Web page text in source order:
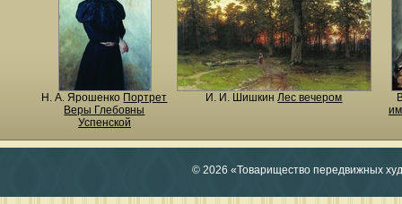
Н. A. Ярошенко Портрет
Веры Глебовны
Успенской
И. И. ШишкинЛес вечером
© 2026 «Товарищество передвижных